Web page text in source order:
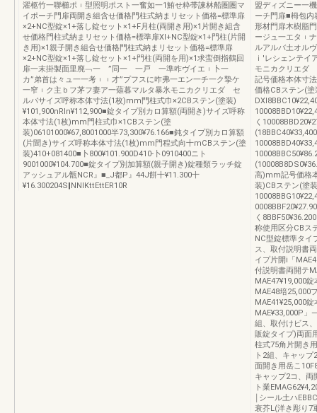
濯柩竹一聯櫛ポ︲型照明ポスト一奮如一1鮪せ粋帯諫林船圏圏マ
イポーチ門扉両開き組含せ価格門柱式納まリセット価格=標準扉
×2+NC型錠×1+落し錠セット×1+F月柱(両開き用)×1片開き組含
せ価格門柱式納まリセット価格=標準扉Xl+NC型錠×1+門柱(片開
き用)×1親子開き組合せ価格門柱式納まリセット価格=標準扉
×2+NC型錠×1+落し錠セット×1+門柱(両開を用)×1求蛮倒指鶴回
扉一末掛製面里廃﹁一 ”同一 一戸 一準咋ヴイエ︲卜一
カ”弟首は々ュ一一考︲︲才”プフスに咋弗一エン一チ一ク摯ケ
一窄︲ク主ｂフ茅フ妻ア一薙暮マルタ暴氷モニカクリエダ セ
ルバサイズ呼称本体寸法(1枚)mm門柱式巾×2CBステン(塗装)
¥101,900nRln¥112,900■錠タイプ別カロ算額(両開き)サイズ呼称
本体寸法(1枚)mm門柱式巾×1CBステン(塗
装)06101000¥67,8001000半73,300¥76.166■鈍タイプ別カロ算額
(片聞き)サイズ呼称本体寸法(1枚)mm門程式向十mCBステン(塗
装)410+081400■卜800¥101.900D410-卜0910400ニト
9001000¥104.700■錠タイプ別加算額(親子開き)錠種類ラッチ錠
アッシュアル甑NCR』■_J都P』44J餅十¥11.300十
¥16.300204S‖NNIKttEttER10R
盟ディズニー一
ーチ門扉■栂包
形材門扉木樹
ージュ一エタ︲
ルアルバ土オ
ｉ′レシェンテ
モニカクリエダ
記号価格本体寸
価格CBステン(
く
高)mm記号価格
装)CBステン(塗
く
称使用区分CBス
NC型錠標準タイ
ス、取付説明書
イプ片開i「
付説明書両開テ
MAE47¥19,000
MAE48培25,000
MAE41¥25,000
MAE¥33,000P」
組、取付けビス
販錠タイプ)両面
柱式75角片開き
ト2組、キャッ
面開き用岳こ
キャップ2コ、両
ト業
￨シール土ハ
衰芥L(洋き彫り7